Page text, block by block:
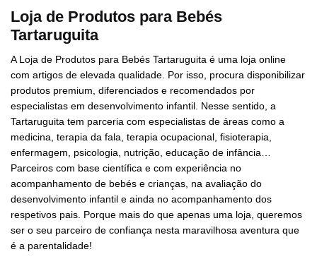
Loja de Produtos para Bebés
Tartaruguita
A Loja de Produtos para Bebés Tartaruguita é uma loja online
com artigos de elevada qualidade. Por isso, procura disponibilizar
produtos premium, diferenciados e recomendados por
especialistas em desenvolvimento infantil. Nesse sentido, a
Tartaruguita tem parceria com especialistas de áreas como a
medicina, terapia da fala, terapia ocupacional, fisioterapia,
enfermagem, psicologia, nutrição, educação de infância…
Parceiros com base científica e com experiência no
acompanhamento de bebés e crianças, na avaliação do
desenvolvimento infantil e ainda no acompanhamento dos
respetivos pais. Porque mais do que apenas uma loja, queremos
ser o seu parceiro de confiança nesta maravilhosa aventura que
é a parentalidade!